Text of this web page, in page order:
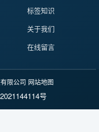
标签知识
关于我们
在线留言
限公司 网站地图
号